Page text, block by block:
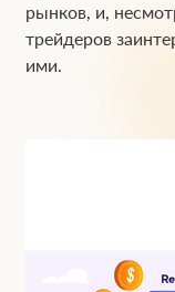
рынков, и,
трейдеров
ими.